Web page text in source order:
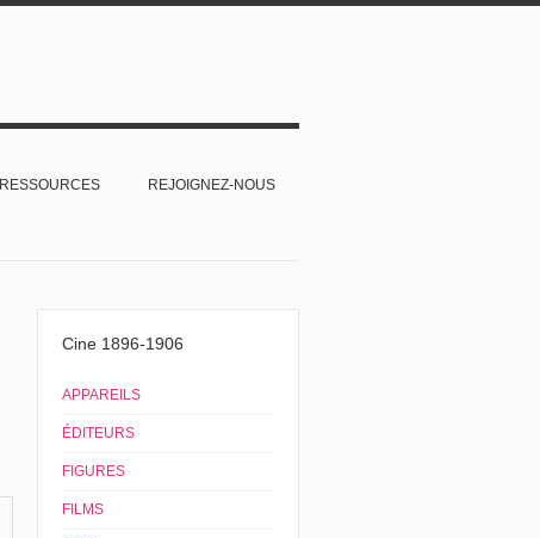
RESSOURCES REJOIGNEZ-NOUS
Cine 1896-1906
APPAREILS
ÉDITEURS
FIGURES
FILMS